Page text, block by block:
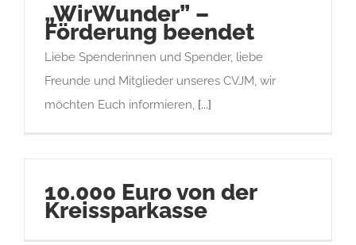
„WirWunder” –
Förderung beendet
Liebe Spenderinnen und Spender, liebe
Freunde und Mitglieder unseres CVJM, wir
möchten Euch informieren, [...]
10.000 Euro von der
Kreissparkasse